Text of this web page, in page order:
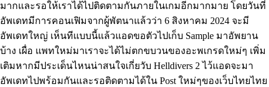
มากและรอให้เราได้ไปติดตามกันภายในเกมอีกมากมาย โดยวันที่
อัพเดทมีการคอนเฟิมจากผู้พัตนาแล้วว่า 6 สิงหาคม 2024 จะมี
อัพเดทใหญ่ เห็นทีแบบนี้แล้วแอดขอตัวไปเก็บ Sample มาอัพยาน
บ้าง เผื่อ แพทใหม่มาเราจะได้ไม่ตกขบวนของอะพเกรดใหม่ๆ เพิ่ม
เติมหากมีประเด็นไหนน่าสนใจเกี่ยวับ Helldivers 2 ไว้แอดจะมา
อัพเดทไปพร้อมกันและรอติดตามได้ใน Post ใหม่ๆของเว็บไทยไทย